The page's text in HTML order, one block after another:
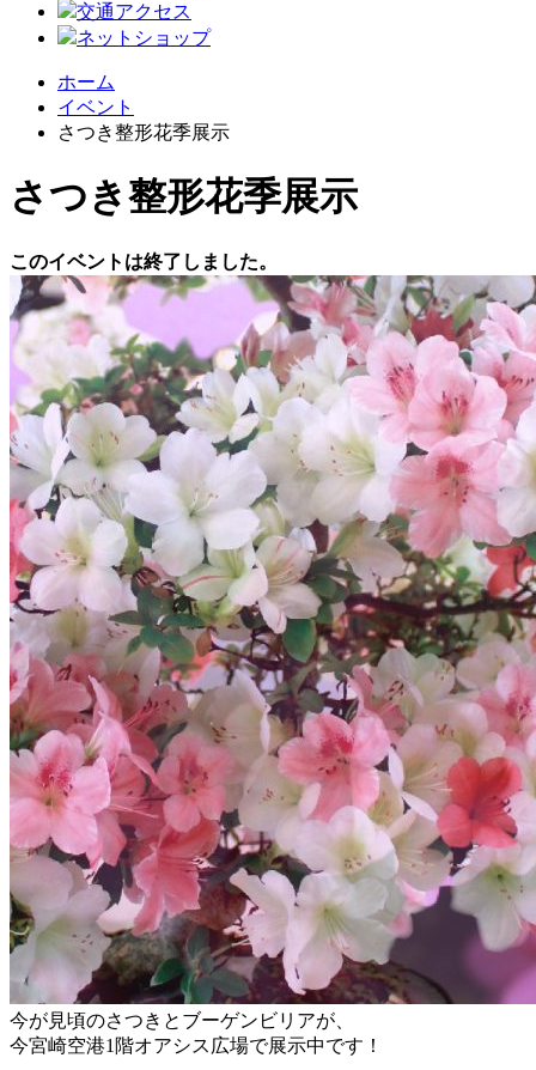
交通アクセス
ネットショップ
ホーム
イベント
さつき整形花季展示
さつき整形花季展示
このイベントは終了しました。
今が見頃のさつきとブーゲンビリアが、
今宮崎空港1階オアシス広場で展示中です！